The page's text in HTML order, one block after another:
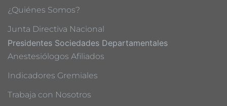
¿Quiénes Somos?
Junta Directiva Nacional
Presidentes Sociedades Departamentales
Anestesiólogos Afiliados
Indicadores Gremiales
Trabaja con Nosotros